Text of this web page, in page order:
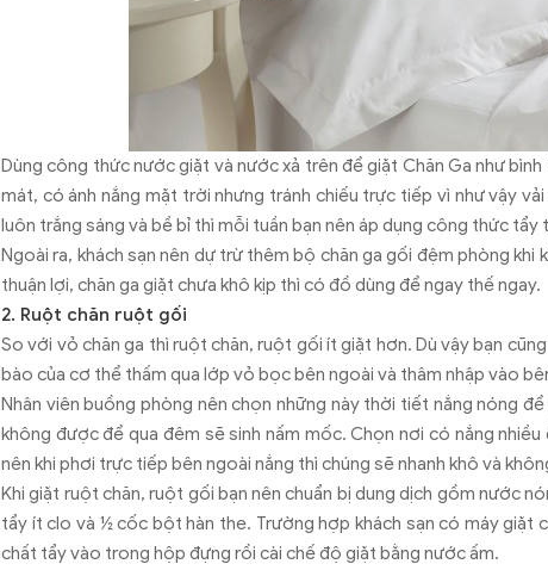
Dùng công thức nước giặt và nước xả trên để giặt Chăn Ga như
mát, có ánh nắng mặt trời nhưng tránh chiếu trực tiếp vì như vậy
luôn trắng sáng và bề bỉ thì mỗi tuần bạn nên áp dụng công thức tẩy
Ngoài ra, khách sạn nên dự trừ thêm bộ chăn ga gối đệm phòng
thuận lợi, chăn ga giặt chưa khô kịp thì có đồ dùng để ngay thế ngay.
2. Ruột chăn ruột gối
So với vỏ chăn ga thì ruột chăn, ruột gối ít giặt hơn. Dù vậy bạn
bào của cơ thể thấm qua lớp vỏ bọc bên ngoài và thâm nhập vào
Nhân viên buồng phòng nên chọn những này thời tiết nắng nóng
không được để qua đêm sẽ sinh nấm mốc. Chọn nơi có nắng
nên khi phơi trực tiếp bên ngoài nắng thì chúng sẽ nhanh khô và
Khi giặt ruột chăn, ruột gối bạn nên chuẩn bị dung dịch gồm nước
tẩy ít clo và ½ cốc bột hàn the. Trường hợp khách sạn có máy giặt
chất tẩy vào trong hộp đựng rồi cài chế độ giặt bằng nước ấm.